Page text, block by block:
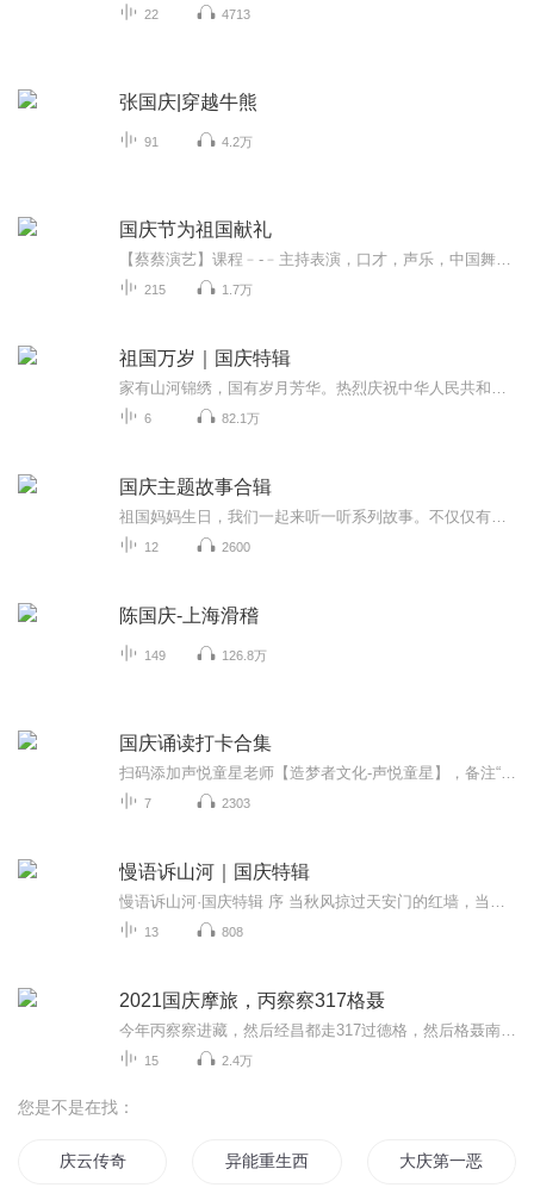
22 4713
张国庆|穿越牛熊
91 4.2万
国庆节为祖国献礼
215 1.7万
祖国万岁｜国庆特辑
6 82.1万
国庆主题故事合辑
12 2600
陈国庆-上海滑稽
149 126.8万
国庆诵读打卡合集
7 2303
慢语诉山河｜国庆特辑
13 808
2021国庆摩旅，丙察察317格聂
15 2.4万
您是不是在找：
庆云传奇 异能重生西门庆 大庆第一恶